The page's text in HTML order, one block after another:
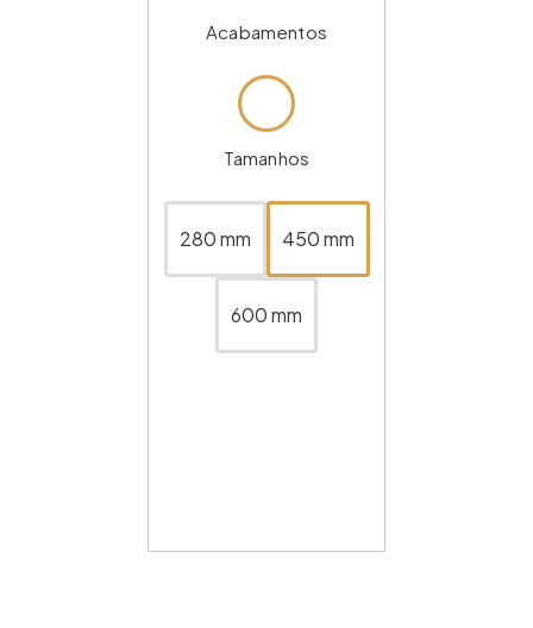
Acabamentos
Tamanhos
280 mm 450 mm
600 mm